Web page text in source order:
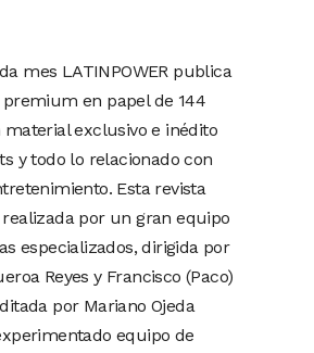
mes LATINPOWER publica
en papel de 144
material exclusivo e inédito
y todo lo relacionado con
Esta revista
por un gran equipo
especializados, dirigida por
Reyes y Francisco (Paco)
por Mariano Ojeda
equipo de